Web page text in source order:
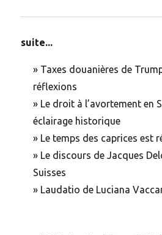
suite...
» Taxes douanières de
réflexions
» Le droit à l’avortement en
éclairage historique
» Le temps des caprices est
» Le discours de Jacques
Suisses
» Laudatio de Luciana